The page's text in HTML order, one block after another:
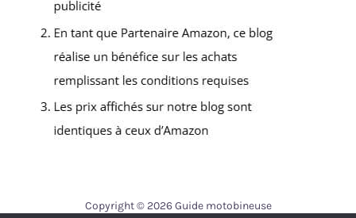
Copyright © 2026 Guide motobineuse